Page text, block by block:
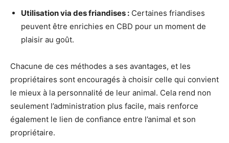
Utilisation via des friandises : Certaines friandises
peuvent être enrichies en CBD pour un moment de
plaisir au goût.
Chacune de ces méthodes a ses avantages, et les
propriétaires sont encouragés à choisir celle qui convient
le mieux à la personnalité de leur animal. Cela rend non
seulement l’administration plus facile, mais renforce
également le lien de confiance entre l’animal et son
propriétaire.